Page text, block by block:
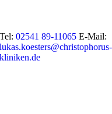
Tel: 02541 89-11065 E-Mail:
lukas.koesters@christophorus-
kliniken.de